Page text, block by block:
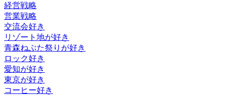
経営戦略
営業戦略
交流会好き
リゾート地が好き
青森ねぶた祭りが好き
ロック好き
愛知が好き
東京が好き
コーヒー好き